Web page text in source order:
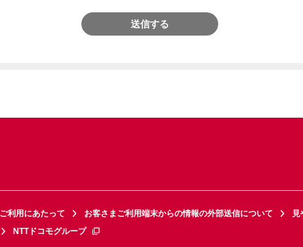
送信する
利用にあたって お客さまご利用端末からの情報の外部送信について
見
NTTドコモグループ